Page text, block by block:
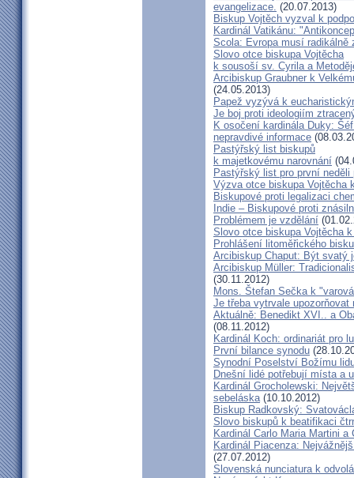
evangelizace. (20.07.2013)
Biskup Vojtěch vyzval k
Kardinál Vatikánu:
Scola: Evropa musí
Slovo otce biskupa Vojtěcha
k sousoší sv. Cyrila a
Arcibiskup Graubner k
(24.05.2013)
Papež vyzývá k
Je boj proti ideologiím
K osočení kardinála Duky:
nepravdivé informace
Pastýřský list biskupů
k majetkovému narovnání
Pastýřský list pro první neděli
Výzva otce biskupa Vojtěcha
Biskupové proti legalizaci
Indie – Biskupové proti
Problémem je vzdělání
Slovo otce biskupa Vojtěcha
Prohlášení litoměřického
Arcibiskup Chaput: Být svatý
Arcibiskup Müller:
(30.11.2012)
Mons. Štefan Sečka k
Je třeba vytrvale
Aktuálně: Benedikt XVI.. a
(08.11.2012)
Kardinál Koch: ordinariát pro
První bilance synodu
Synodní Poselství Božímu
Dnešní lidé potřebují místa a
Kardinál Grocholewski:
sebeláska(10.10.2012)
Biskup Radkovský:
Slovo biskupů k beatifikaci
Kardinál Carlo Maria Martini
Kardinál Piacenza:
(27.07.2012)
Slovenská nunciatura k